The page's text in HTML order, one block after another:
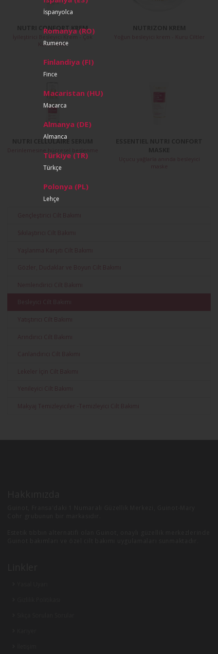
NUTRI CONFORT KREM
İyileştirici Besleyici Krem - Çok
Kuru Ciltler
Yoğun besleyici krem - Kuru Ciltler
NUTRI CELLULAIRE SERUM
Derinlemesine hücresel beslenme
maske
Gençleştirici Cilt Bakımı
Sıkılaştırıcı Cilt Bakımı
Yaşlanma Karşıtı Cilt Bakımı
Gözler, Dudaklar ve Boyun Cilt Bakımı
Nemlendirici Cilt Bakımı
Besleyici Cilt Bakımı
Yatıştırıcı Cilt Bakımı
Arındırıcı Cilt Bakımı
Canlandırıcı Cilt Bakımı
Lekeler İçin Cilt Bakımı
Yenileyici Cilt Bakımı
Makyaj Temizleyiciler -Temizleyici Cilt Bakimi
İspanyolca
Romanya (RO)
Rumence
Finlandiya (FI)
Fince
Macaristan (HU)
Macarca
Almanya (DE)
Almanca
Türkiye (TR)
Türkçe
Polonya (PL)
Lehçe